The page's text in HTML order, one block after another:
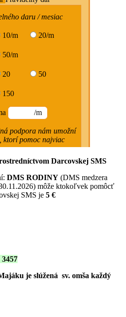
Darcovskej SMS
DMS RODINY (DMS medzera
môže ktokoľvek pomôcť
SMS je 5 €
3457
je slúžená sv. omša každý